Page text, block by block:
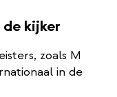
kijker
zoals M
in de